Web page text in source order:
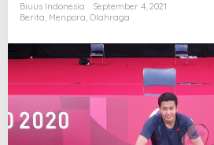
d
a
n
U
k
u
n
Biuus Indonesia
September 4, 2021
Berita, Menpora, Olahraga